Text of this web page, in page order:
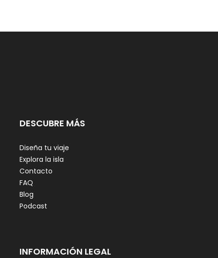
DESCUBRE MÁS
Diseña tu viaje
Explora la isla
Contacto
FAQ
Blog
Podcast
INFORMACIÓN LEGAL